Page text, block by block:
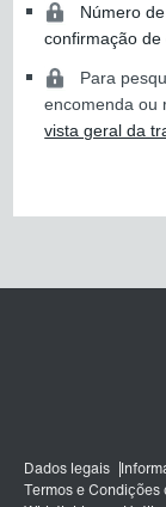
Número
confirmação
Para
encomenda ou
vista geral da